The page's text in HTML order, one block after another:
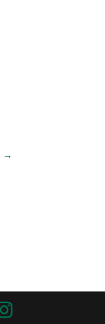
→